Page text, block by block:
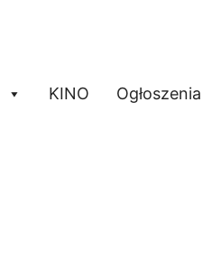
KINO Ogłoszenia